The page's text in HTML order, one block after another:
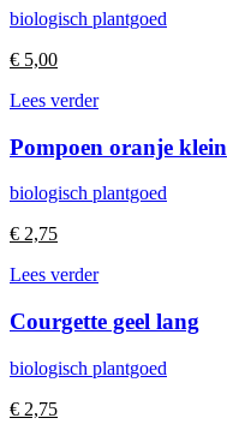
biologisch plantgoed
€ 5,00
Lees verder
Pompoen oranje klein
biologisch plantgoed
€ 2,75
Lees verder
Courgette geel lang
biologisch plantgoed
€ 2,75